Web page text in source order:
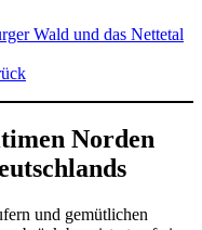
Wald und das Nettetal
Norden
und gemütlichen